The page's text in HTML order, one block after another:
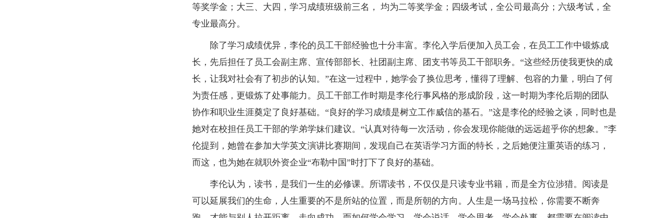
等奖学金；大三、大四，学习成绩班级前三名， 均为二等奖学金；四级考试，全公司最高分；六级考试，全
专业最高分。
除了学习成绩优异，李伦的员工干部经验也十分丰富。李伦入学后便加入员工会，在员工工作中锻炼成
长，先后担任了员工会副主席、宣传部部长、社团副主席、团支书等员工干部职务。“这些经历使我更快的成
长，让我对社会有了初步的认知。”在这一过程中，她学会了换位思考，懂得了理解、包容的力量，明白了何
为责任感，更锻炼了处事能力。员工干部工作时期是李伦行事风格的形成阶段，这一时期为李伦后期的团队
协作和职业生涯奠定了良好基础。“良好的学习成绩是树立工作威信的基石。”这是李伦的经验之谈，同时也是
她对在校担任员工干部的学弟学妹们建议。“认真对待每一次活动，你会发现你能做的远远超乎你的想象。”李
伦提到，她曾在参加大学英文演讲比赛期间，发现自己在英语学习方面的特长，之后她便注重英语的练习，
而这，也为她在就职外资企业“布勒中国”时打下了良好的基础。
李伦认为，读书，是我们一生的必修课。所谓读书，不仅仅是只读专业书籍，而是全方位涉猎。阅读是
可以延展我们的生命，人生重要的不是所站的位置，而是所朝的方向。人生是一场马拉松，你需要不断奔